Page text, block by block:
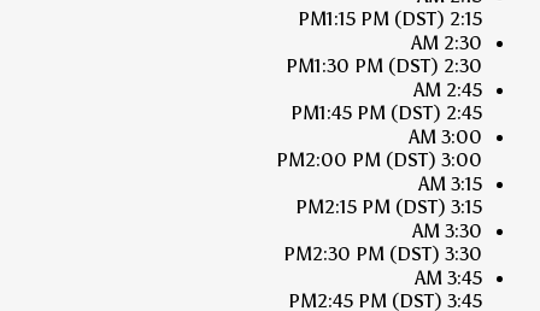
2:15 PM
1:15 PM (DST)
2:30 AM
2:30 PM
1:30 PM (DST)
2:45 AM
2:45 PM
1:45 PM (DST)
3:00 AM
3:00 PM
2:00 PM (DST)
3:15 AM
3:15 PM
2:15 PM (DST)
3:30 AM
3:30 PM
2:30 PM (DST)
3:45 AM
3:45 PM
2:45 PM (DST)